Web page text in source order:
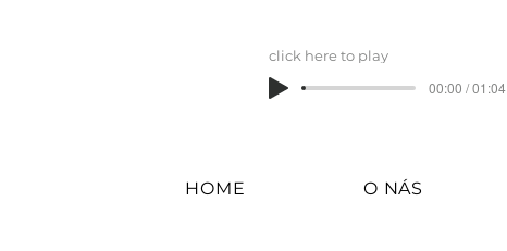
click here to play
00:00 / 01:04
HOME O NÁS